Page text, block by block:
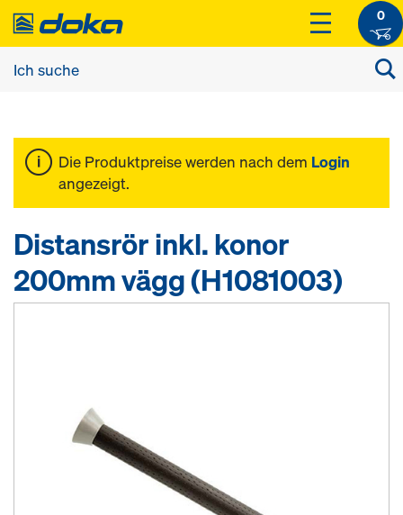
0
Die Produktpreise werden nach dem Login
angezeigt.
Distansrör inkl. konor
200mm vägg (H1081003)